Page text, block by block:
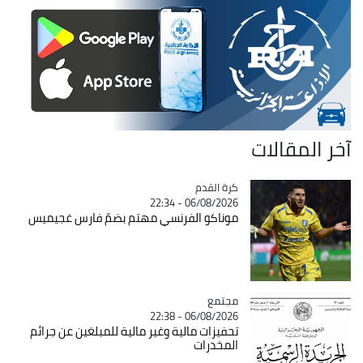
آخر المقالات
Catégorie
كرة القدم
06/08/2026 - 22:34
موناكو الفرنسي مهتم بضمّ فارس غجيميس
Catégorie
مجتمع
06/08/2026 - 22:38
تحفيزات مالية وغير مالية للمبلغين عن جرائم
المخدرات